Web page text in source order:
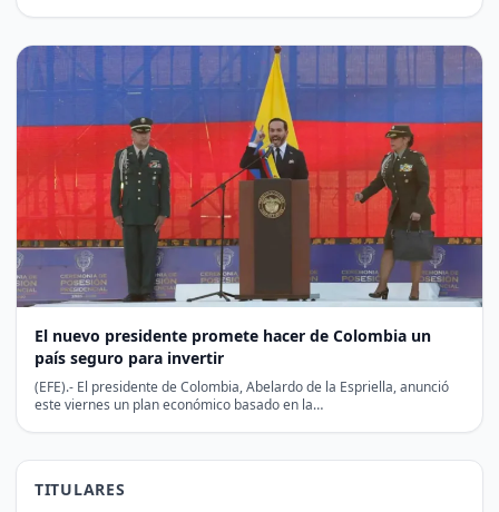
El nuevo presidente promete hacer de Colombia un
país seguro para invertir
(EFE).- El presidente de Colombia, Abelardo de la Espriella, anunció
este viernes un plan económico basado en la…
TITULARES